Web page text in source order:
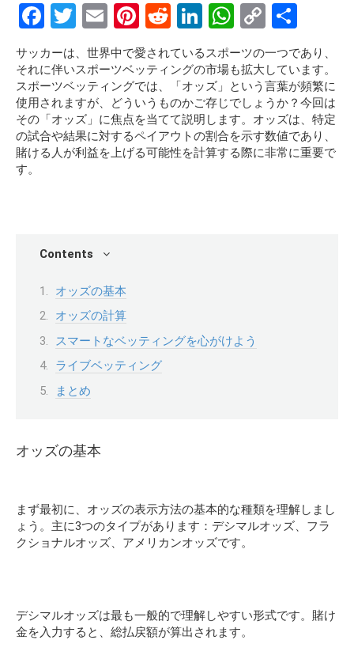
F
a
ce
b
o
o
k
T
wi
tt
er
E
m
ail
Pi
nt
er
es
t
R
e
d
di
t
Li
n
ke
dI
n
W
h
at
s
A
p
p
C
py
Li
n
k
h
ar
e
サッカーは、世界中で愛されているスポーツの一つであり、
それに伴いスポーツベッティングの市場も拡大しています。
スポーツベッティングでは、「オッズ」という言葉が頻繁に
使用されますが、どういうものかご存じでしょうか？今回は
その「オッズ」に焦点を当てて説明します。オッズは、特定
の試合や結果に対するペイアウトの割合を示す数値であり、
賭ける人が利益を上げる可能性を計算する際に非常に重要で
す。
Contents
オッズの基本
オッズの計算
スマートなベッティングを心がけよう
ライブベッティング
まとめ
オッズの基本
まず最初に、オッズの表示方法の基本的な種類を理解しまし
ょう。主に3つのタイプがあります：デシマルオッズ、フラ
クショナルオッズ、アメリカンオッズです。
デシマルオッズは最も一般的で理解しやすい形式です。賭け
金を入力すると、総払戻額が算出されます。